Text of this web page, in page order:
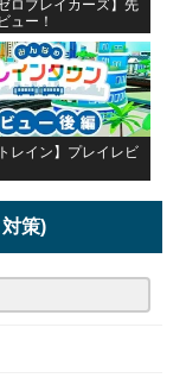
ロブレイカーズ】先
ュー！
レイン】プレイレビ
策)